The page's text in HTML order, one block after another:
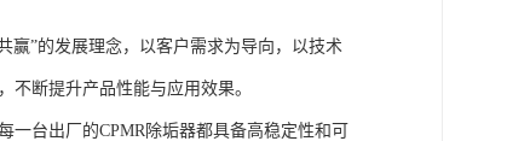
赢”的发展理念，以客户需求为导向，以技术
断提升产品性能与应用效果。
台出厂的CPMR除垢器都具备高稳定性和可